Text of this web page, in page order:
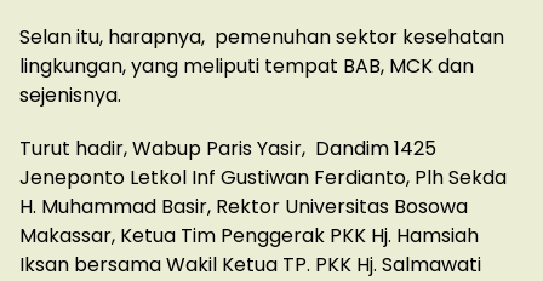
Selan itu, harapnya, pemenuhan sektor kesehatan
lingkungan, yang meliputi tempat BAB, MCK dan
sejenisnya.
Turut hadir, Wabup Paris Yasir, Dandim 1425
Jeneponto Letkol Inf Gustiwan Ferdianto, Plh Sekda
H. Muhammad Basir, Rektor Universitas Bosowa
Makassar, Ketua Tim Penggerak PKK Hj. Hamsiah
Iksan bersama Wakil Ketua TP. PKK Hj. Salmawati